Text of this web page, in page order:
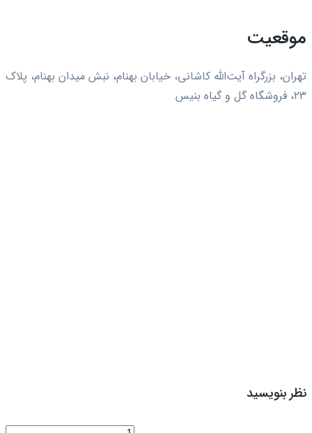
موقعیت
تهران، بزرگراه آیت‌الله کاشانی، خیابان بهنام، نبش میدان بهنام، پلاک
۲۳، فروشگاه گل و گیاه بنیس
نظر بنویسید